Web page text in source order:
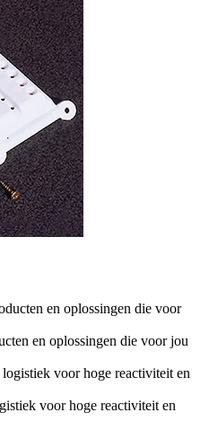
en oplossingen die voor jou
voor hoge reactiviteit en